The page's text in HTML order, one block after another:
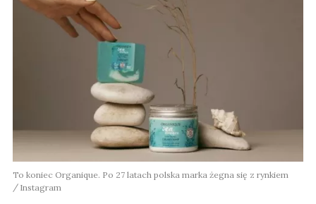
To koniec Organique. Po 27 latach polska marka żegna się z rynkiem
Instagram